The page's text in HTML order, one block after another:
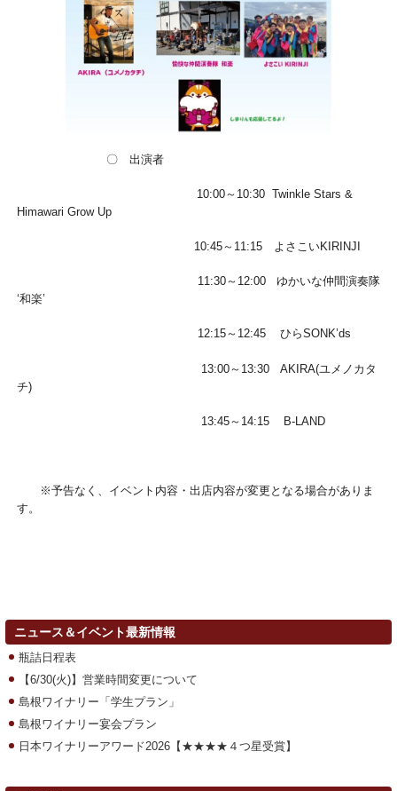
〇 出演者
10:00～10:30 Twinkle Stars &
Himawari Grow Up
10:45～11:15 よさこいKIRINJI
11:30～12:00 ゆかいな仲間演奏隊
‘和楽’
12:15～12:45 ひらSONK’ds
13:00～13:30 AKIRA(ユメノカタ
チ)
13:45～14:15 B-LAND
※予告なく、イベント内容・出店内容が変更となる場合がありま
す。
ニュース＆イベント最新情報
瓶詰日程表
【6/30(火)】営業時間変更について
島根ワイナリー「学生プラン」
島根ワイナリー宴会プラン
日本ワイナリーアワード2026【★★★★４つ星受賞】